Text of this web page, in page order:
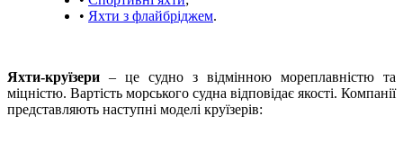
• Яхти з флайбріджем.
Яхти-круїзери – це судно з відмінною мореплавністю та
міцністю. Вартість морського судна відповідає якості. Компанії
представляють наступні моделі круїзерів: